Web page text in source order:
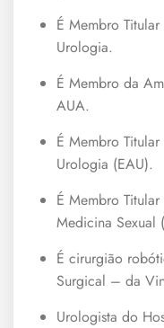
É Membro
Urologia.
É Membro da
AUA.
É Membro
Urologia (EAU).
É Membro
Medicina Sexual
É cirurgião
Surgical – da
Urologista do